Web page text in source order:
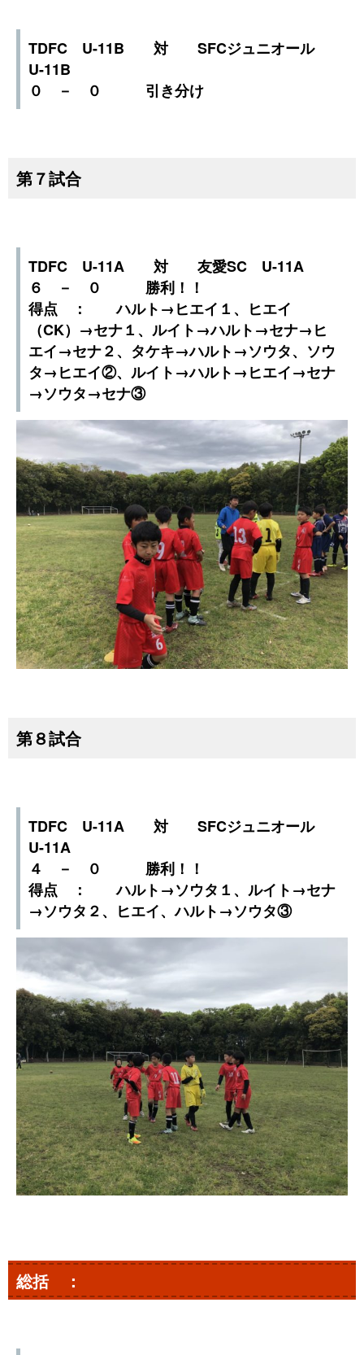
TDFC U-11B 対 SFCジュニオール
U-11B
０ － ０ 引き分け
第７試合
TDFC U-11A 対 友愛SC U-11A
６ － ０ 勝利！！
得点 ： ハルト→ヒエイ１、ヒエイ
（CK）→セナ１、ルイト→ハルト→セナ→ヒ
エイ→セナ２、タケキ→ハルト→ソウタ、ソウ
タ→ヒエイ②、ルイト→ハルト→ヒエイ→セナ
→ソウタ→セナ③
第８試合
TDFC U-11A 対 SFCジュニオール
U-11A
４ － ０ 勝利！！
得点 ： ハルト→ソウタ１、ルイト→セナ
→ソウタ２、ヒエイ、ハルト→ソウタ③
総括 ：